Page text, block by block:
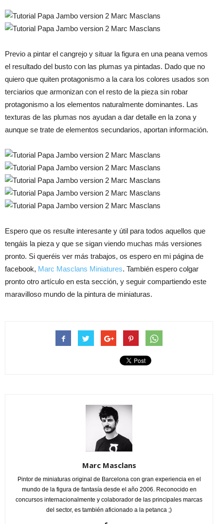
Previo a pintar el cangrejo y situar la figura en una peana vemos
el resultado del busto con las plumas ya pintadas. Dado que no
quiero que quiten protagonismo a la cara los colores usados son
terciarios que armonizan con el resto de la pieza sin robar
protagonismo a los elementos naturalmente dominantes. Las
texturas de las plumas nos ayudan a dar detalle en la zona y
aunque se trate de elementos secundarios, aportan información.
Espero que os resulte interesante y útil para todos aquellos que
tengáis la pieza y que se sigan viendo muchas más versiones
pronto. Si queréis ver más trabajos, os espero en mi página de
facebook, Marc Masclans Miniatures. También espero colgar
pronto otro artículo en esta sección, y seguir compartiendo este
maravilloso mundo de la pintura de miniaturas.
Marc Masclans
Pintor de miniaturas original de Barcelona con gran experiencia en el
mundo de la figura de fantasía desde el año 2006. Reconocido en
concursos internacionalmente y colaborador de las principales marcas
del sector, es también aficionado a la petanca ;)